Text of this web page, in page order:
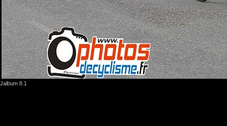
Jalbum 8.1